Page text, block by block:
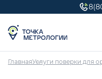
ГлавнаяУслуги поверки для